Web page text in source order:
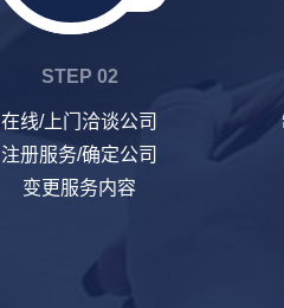
STEP 02
在线/上门洽谈公司
注册服务/确定公司
变更服务内容